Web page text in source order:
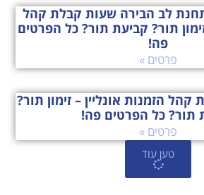
לב הבירה שעות קבלת קהל
תור? קביעת תור? כל הפרטים
פה!
פרטים »
הזמנות אונליין – זימון תור?
תור? כל הפרטים פה!
פרטים »
טען עוד